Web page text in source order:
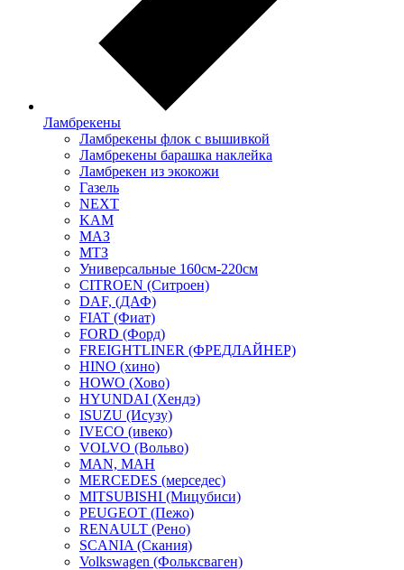
Ламбрекены
Ламбрекены флок с вышивкой
Ламбрекены барашка наклейка
Ламбрекен из экокожи
Газель
NEXT
KAM
МАЗ
МТЗ
Универсальные 160см-220см
CITROEN (Ситроен)
DAF, (ДАФ)
FIAT (Фиат)
FORD (Форд)
FREIGHTLINER (ФРЕДЛАЙНЕР)
HINO (хино)
HOWO (Хово)
HYUNDAI (Хендэ)
ISUZU (Исузу)
IVECO (ивеко)
VOLVO (Вольво)
MAN, МАН
MERCEDES (мерседес)
MITSUBISHI (Мицубиси)
PEUGEOT (Пежо)
RENAULT (Рено)
SCANIA (Скания)
Volkswagen (Фольксваген)